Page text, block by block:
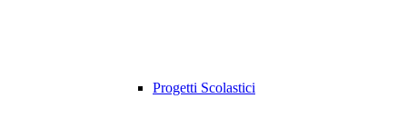
Progetti Scolastici